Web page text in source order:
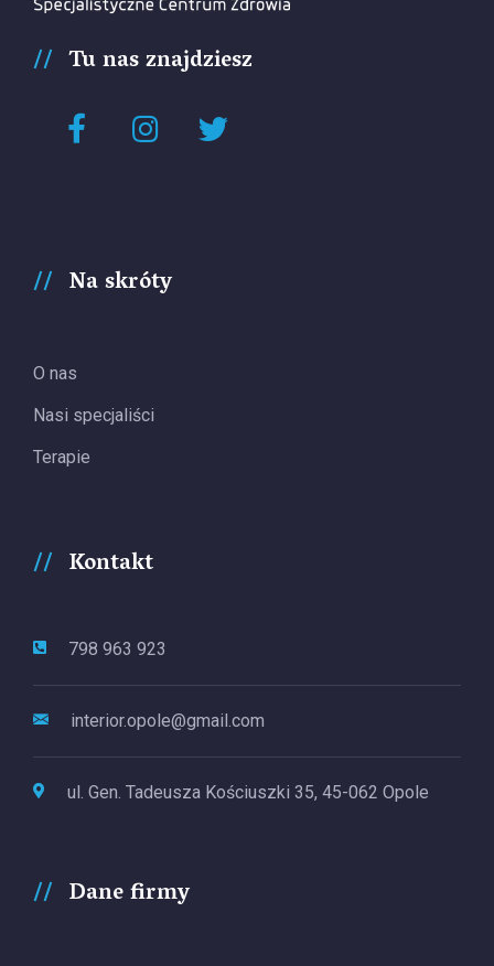
Tu nas znajdziesz
Na skróty
O nas
Nasi specjaliści
Terapie
Kontakt
798 963 923
interior.opole@gmail.com
ul. Gen. Tadeusza Kościuszki 35, 45-062 Opole
Dane firmy